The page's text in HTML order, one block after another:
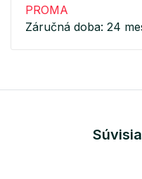
PROMA
Záručná doba: 24